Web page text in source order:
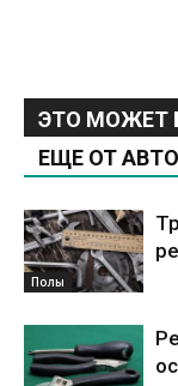
ЭТО МОЖЕТ
ЕЩЕ ОТ
Полы